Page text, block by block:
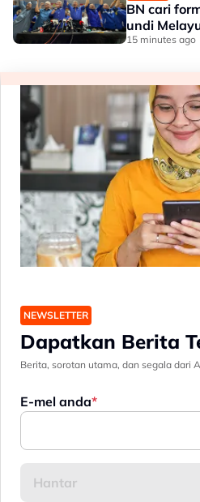
BN cari
undi
15 minutes ago
NEWSLETTER
Dapatkan Berita
Berita, sorotan utama, dan segala dari
E-mel anda